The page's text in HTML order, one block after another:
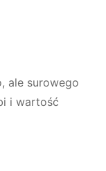
ale surowego
i wartość